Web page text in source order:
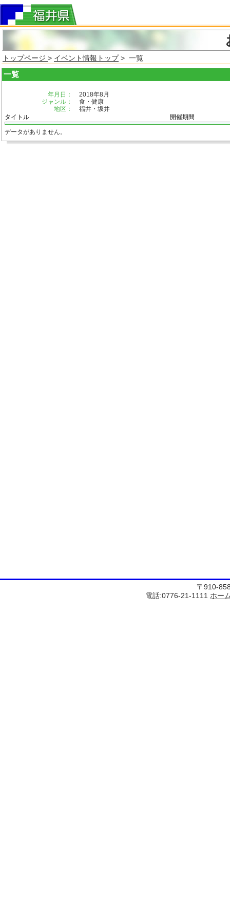
トップページ > イベント情報トップ> 一覧
一覧
年月日：
2018年8月
ジャンル：
食・健康
地区：
福井・坂井
タイトル
開催期間
データがありません。
〒910-
電話:0776-21-1111 ホー